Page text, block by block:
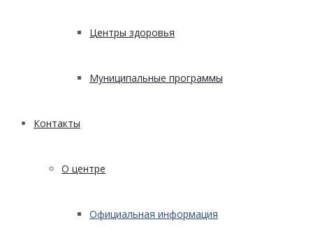
Центры здоровья
Муниципальные программы
Контакты
О центре
Официальная информация